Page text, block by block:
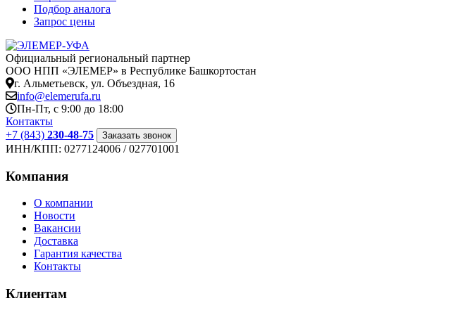
Подбор аналога
Запрос цены
Официальный региональный партнер
ООО НПП «ЭЛЕМЕР» в Республике Башкортостан
г. Альметьевск, ул. Объездная, 16
info@elemerufa.ru
Пн-Пт, с 9:00 до 18:00
Контакты
+7 (843) 230-48-75 Заказать звонок
ИНН/КПП: 0277124006 / 027701001
Компания
О компании
Новости
Вакансии
Доставка
Гарантия качества
Контакты
Клиентам